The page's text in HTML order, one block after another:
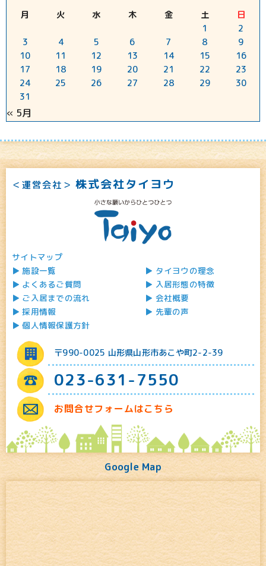
月 火 水 木 金 土
日
1
2
3
4 5 6 7 8
9
10
11 12 13 14 15
16
17
18 19 20 21 22
23
24
25 26 27 28 29
30
31
« 5月
＜運営会社＞株式会社タイヨウ
サイトマップ
施設一覧
タイヨウの理念
よくあるご質問
入居形態の特徴
ご入居までの流れ
会社概要
採用情報
先輩の声
個人情報保護方針
〒990-0025 山形県山形市あこや町2-2-39
023-631-7550
お問合せフォームはこちら
Google Map